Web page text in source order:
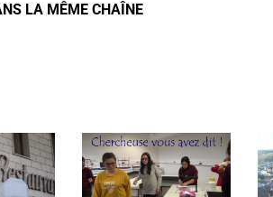
LA MÊME CHAÎNE